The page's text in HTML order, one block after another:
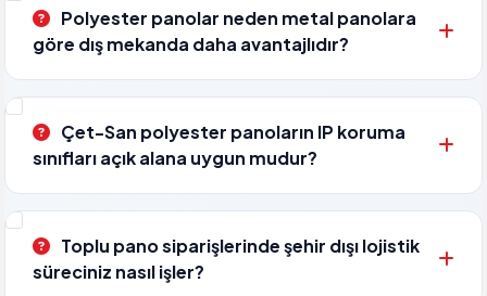
Polyester panolar neden metal panolara
göre dış mekanda daha avantajlıdır?
gereği yağmur, kar, nem ve tuzlu su gibi dış ortam
şartlarında paslanma yapmaz, çürümez ve boya bakımı
güvenlidir.
Çet-San polyester panoların IP koruma
sınıfları açık alana uygun mudur?
dökme contalı kapak tasarımları ve saçaklı gövde
mimarileri sayesinde toza, fışkıran suya ve neme karşı
Toplu pano siparişlerinde şehir dışı lojistik
süreciniz nasıl işler?